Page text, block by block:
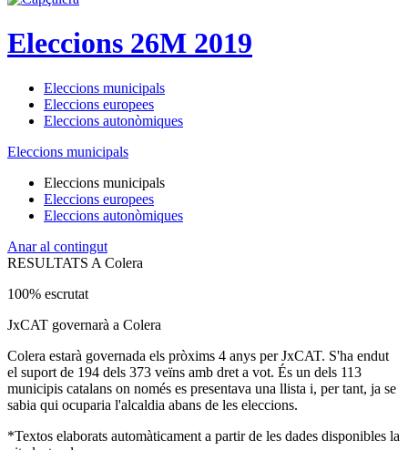
Eleccions 26M 2019
Eleccions municipals
Eleccions europees
Eleccions autonòmiques
Eleccions municipals
Eleccions municipals
Eleccions europees
Eleccions autonòmiques
Anar al contingut
RESULTATS A Colera
100% escrutat
JxCAT governarà a Colera
Colera estarà governada els pròxims 4 anys per JxCAT. S'ha endut
el suport de 194 dels 373 veïns amb dret a vot. És un dels 113
municipis catalans on només es presentava una llista i, per tant, ja se
sabia qui ocuparia l'alcaldia abans de les eleccions.
*Textos elaborats automàticament a partir de les dades disponibles la